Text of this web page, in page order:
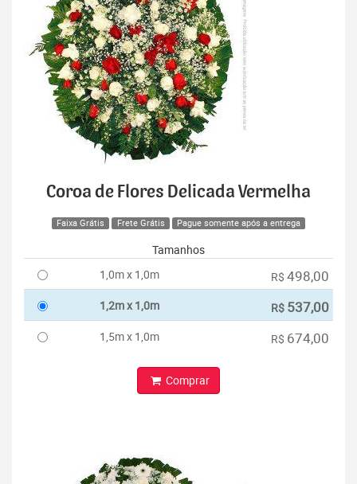
Coroa de Flores Delicada Vermelha
Faixa Grátis Frete Grátis Pague somente após a entrega
Tamanhos
1,0m x 1,0m
R$ 498,00
1,2m x 1,0m R$ 537,00
1,5m x 1,0m R$ 674,00
Comprar